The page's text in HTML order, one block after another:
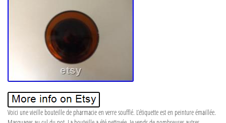
Voici une vieille bouteille de pharmacie en verre soufflé. L’étiquette est en peinture émaillée.